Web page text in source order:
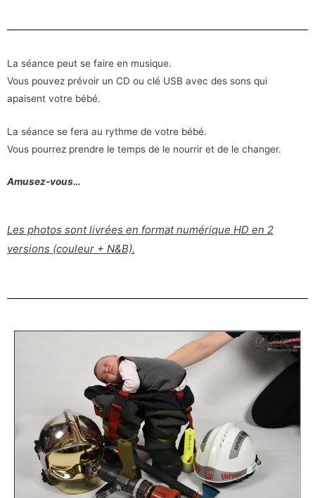
La séance peut se faire en musique.
Vous pouvez prévoir un CD ou clé USB avec des sons qui
apaisent votre bébé.
La séance se fera au rythme de votre bébé.
Vous pourrez prendre le temps de le nourrir et de le changer.
Amusez-vous…
Les photos sont livrées en format numérique HD en 2
versions (couleur + N&B).